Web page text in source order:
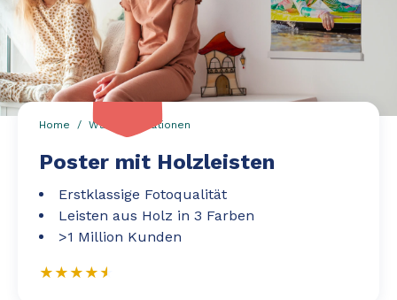
Home Wanddekorationen
Poster mit Holzleisten
Erstklassige Fotoqualität
Leisten aus Holz in 3 Farben
>1 Million Kunden